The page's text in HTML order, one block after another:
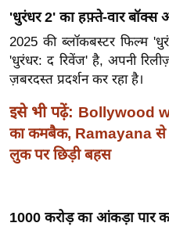
या
सा
हि
त्य
ग
त
ऑ
र्ल्ड
'धुरंधर 2' का हफ़्ते-वार
2025 की ब्लॉकबस्टर फिल्म
'धुरंधर: द रिवेंज' है, अपनी
ज़बरदस्त प्रदर्शन कर रहा है।
इसे भी पढ़ें: Bollywood
का कमबैक, Ramayana
लुक पर छिड़ी बहस
1000 करोड़ का आंकड़ा पार